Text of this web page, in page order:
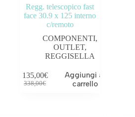
OUTLET
Tag prodotto
Regg. telescopico fast
face 30.9 x 125 interno
c/remoto
COMPONENTI,
OUTLET,
REGGISELLA
338,00€
135,00€
Aggiungi al
carrello